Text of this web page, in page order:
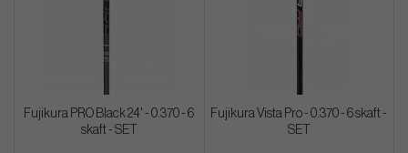
Fujikura PRO Black 24' - 0.370 - 6
skaft - SET
Fujikura Vista Pro - 0.370 - 6 skaft -
SET